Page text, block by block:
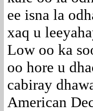
ee isna la
xaq u
Low oo ka
oo hore u
cabiray
American